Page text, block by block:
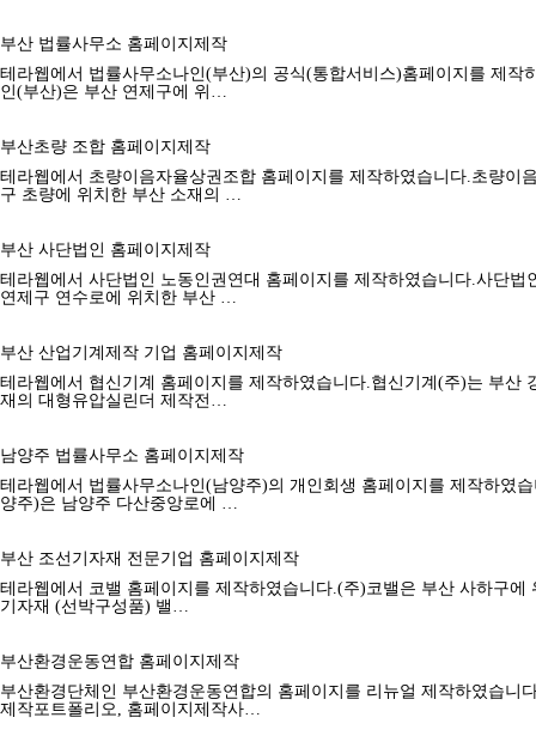
부산 법률사무소 홈페이지제작
테라웹에서 법률사무소나인(부산)의 공식(통합서비스)홈페이지를 제작
인(부산)은 부산 연제구에 위…
부산초량 조합 홈페이지제작
테라웹에서 초량이음자율상권조합 홈페이지를 제작하였습니다.초량이
구 초량에 위치한 부산 소재의 …
부산 사단법인 홈페이지제작
테라웹에서 사단법인 노동인권연대 홈페이지를 제작하였습니다.사단법
연제구 연수로에 위치한 부산 …
부산 산업기계제작 기업 홈페이지제작
테라웹에서 협신기계 홈페이지를 제작하였습니다.협신기계(주)는 부산
재의 대형유압실린더 제작전…
남양주 법률사무소 홈페이지제작
테라웹에서 법률사무소나인(남양주)의 개인회생 홈페이지를 제작하였
양주)은 남양주 다산중앙로에 …
부산 조선기자재 전문기업 홈페이지제작
테라웹에서 코밸 홈페이지를 제작하였습니다.(주)코밸은 부산 사하구에
기자재 (선박구성품) 밸…
부산환경운동연합 홈페이지제작
부산환경단체인 부산환경운동연합의 홈페이지를 리뉴얼 제작하였습니
제작포트폴리오, 홈페이지제작사…